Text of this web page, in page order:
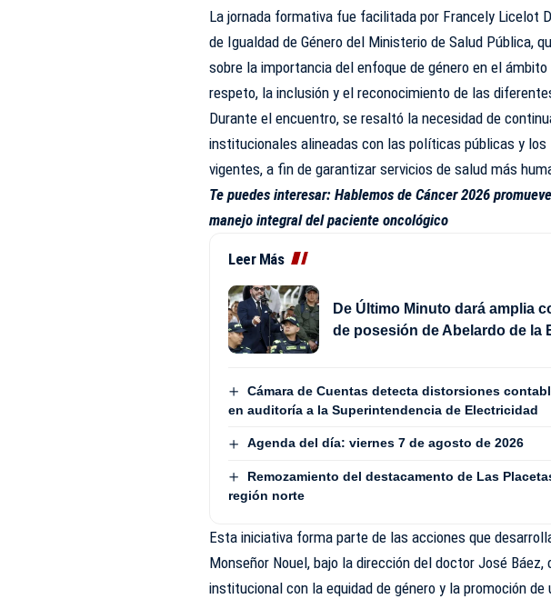
La jornada formativa fue facilitada por Francely Licelot
de Igualdad de Género del Ministerio de Salud Pública,
sobre la importancia del enfoque de género en el
respeto, la inclusión y el reconocimiento de las
Durante el encuentro, se resaltó la necesidad de
institucionales alineadas con las políticas públicas y
vigentes, a fin de garantizar servicios de salud más
Te puedes interesar:Hablemos de Cáncer 2026
manejo integral del paciente oncológico
Leer Más
De Último Minuto dará amplia
de posesión de Abelardo de la
Cámara de Cuentas detecta distorsiones
en auditoría a la Superintendencia de Electricidad
Agenda del día: viernes 7 de agosto de 2026
Remozamiento del destacamento de Las
región norte
Esta iniciativa forma parte de las acciones que
Monseñor Nouel, bajo la dirección del doctor José
institucional con la equidad de género y la promoción